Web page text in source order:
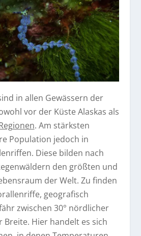
in allen Gewässern der
vor der Küste Alaskas als
. Am stärksten
Population jedoch in
Diese bilden nach
den größten und
der Welt. Zu finden
geografisch
zwischen 30° nördlicher
Breite. Hier handelt es sich